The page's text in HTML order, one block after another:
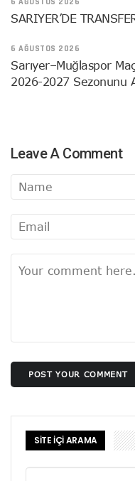
SARIYER’DE
6 AĞUSTOS 2026
Sarıyer–Muğlaspor
2026-2027 Sezonunu
Leave A Comment
POST YOUR COMMENT
SİTE İÇİ ARAMA